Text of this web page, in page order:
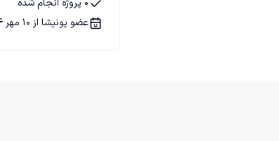
0 پروژه انجام شده
عضو پونیشا از 10 مهر 1404